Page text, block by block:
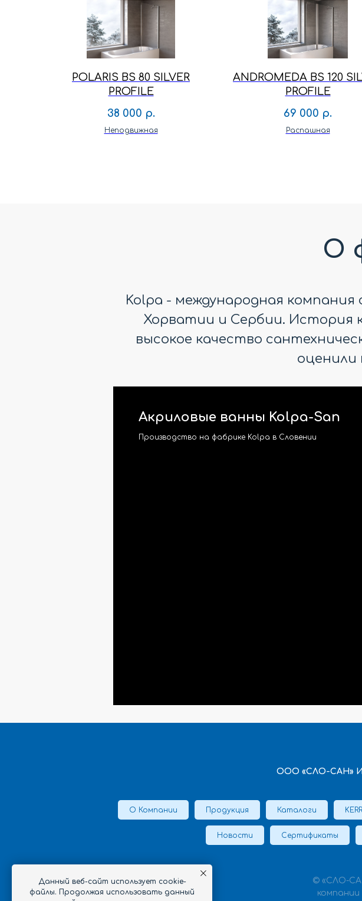
POLARIS BS 80 SILVER
PROFILE
38 000 р.
Неподвижная
ANDROMEDA BS 120
PROFILE
69 000 р.
Распашная
О
Kolpa - международная
Хорватии и Сербии. История
высокое качество
оценили
Акриловые ванны Kolpa-San
Производство на фабрике Kolpa в Словении
ООО «СЛО-САН»
О Компании Продукция Каталоги
Новости Сертификаты
© «СЛО-
компании
Данный веб-сайт использует cookie-
файлы. Продолжая использовать данный